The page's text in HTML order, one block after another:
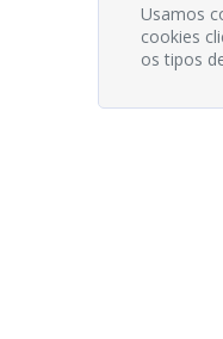
Usamos
cookies
os tipos